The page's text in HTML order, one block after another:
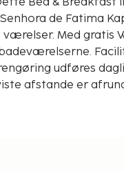
de Fatima
Med gratis
udføres
afstande er